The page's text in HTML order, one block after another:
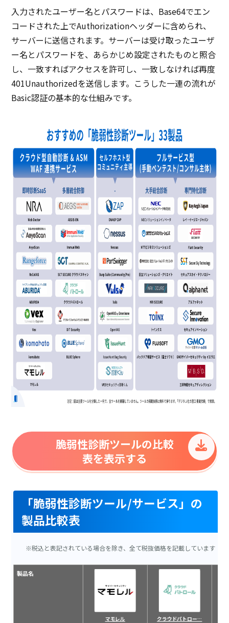
入力されたユーザー名とパスワードは、Base64でエン
コードされた上でAuthorizationヘッダーに含められ、
サーバーに送信されます。サーバーは受け取ったユーザ
ー名とパスワードを、あらかじめ設定されたものと照合
し、一致すればアクセスを許可し、一致しなければ再度
401Unauthorizedを送信します。こうした一連の流れが
Basic認証の基本的な仕組みです。
脆弱性診断ツールの比較
表を表示する
「脆弱性診断ツール/サービス」の
製品比較表
※税込と表記されている場合を除き、全て税抜価格を記載しています
製品名
マモレル クラウドパトロー…